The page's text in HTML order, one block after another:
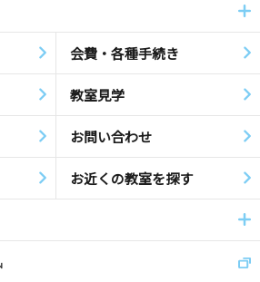
会費・各種手続き
教室見学
お問い合わせ
お近くの教室を探す